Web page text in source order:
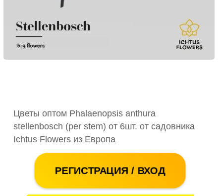
Цветы оптом Phalaenopsis anthura
stellenbosch (per stem) от 6шт. от садовника
Ichtus Flowers из Европа
РЕГИСТРАЦИЯ / ВХОД